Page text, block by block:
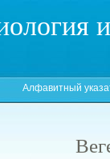
Алфавитный